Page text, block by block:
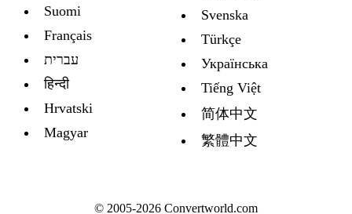
Suomi
Français
עברית
हिन्दी
Hrvatski
Magyar
Svenska
Türkçe
Украïнська
Tiếng Việt
简体中文
繁體中文
© 2005-2026 Convertworld.com